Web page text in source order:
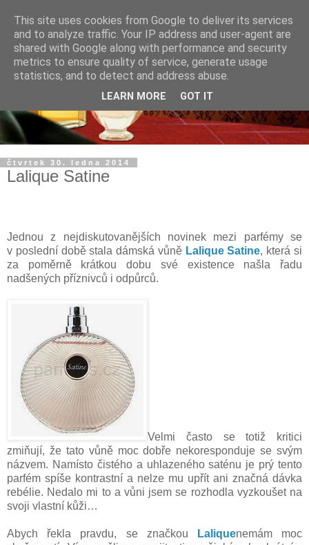
čtvrtek 30. ledna 2014
Lalique Satine
Jednou z nejdiskutovanějších novinek mezi parfémy se
v poslední době stala dámská vůně Lalique Satine, která si
za poměrně krátkou dobu své existence našla řadu
nadšených příznivců i odpůrců.
Velmi často se totiž kritici
zmiňují, že tato vůně moc dobře nekoresponduje se svým
názvem. Namísto čistého a uhlazeného saténu je prý tento
parfém spíše kontrastní a nelze mu upřít ani značná dávka
rebélie. Nedalo mi to a vůni jsem se rozhodla vyzkoušet na
svoji vlastní kůži…
Abych řekla pravdu, se značkou Laliquenemám moc
This site uses cookies from Google to deliver its services
and to analyze traffic. Your IP address and user-agent are
shared with Google along with performance and security
metrics to ensure quality of service, generate usage
statistics, and to detect and address abuse.
LEARN MORE GOT IT